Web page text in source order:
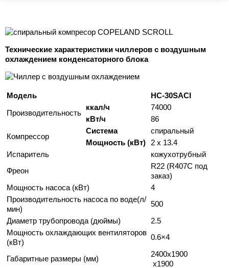
Технические характеристики чиллеров с воздушным
охлаждением конденсаторного блока
Модель
HC-30SACI
Производительность
ккал/ч
74000
кВт/ч
86
Компрессор
Система
спиральный
Мощность (кВт)
2 x 13.4
Испаритель
кожухотрубный
Фреон
R22 (R407C под
заказ)
Мощность насоса (кВт)
4
Производительность насоса по воде(л/
мин)
500
Диаметр трубопровода (дюймы)
2.5
Мощность охлаждающих вентиляторов
(кВт)
0.6×4
Габаритные размеры (мм)
2400x1900
x1900